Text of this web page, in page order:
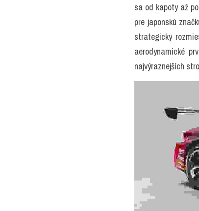
sa od kapoty až
pre japonskú
strategicky
aerodynamické
najvýraznejších